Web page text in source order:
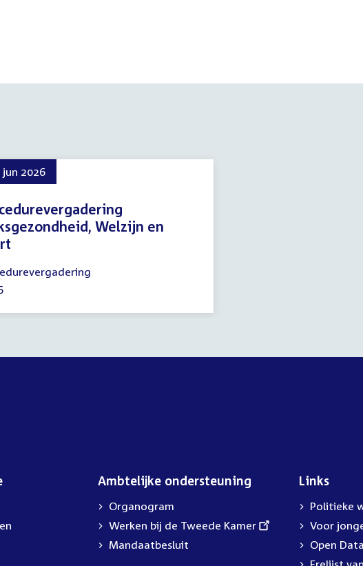
jun 2026
Welzijn en
Ambtelijke ondersteuning
Organogram
External
link:
Werken bij de Tweede Kamer
Mandaatbesluit
Links
Politieke
Voor
External
link:
Open